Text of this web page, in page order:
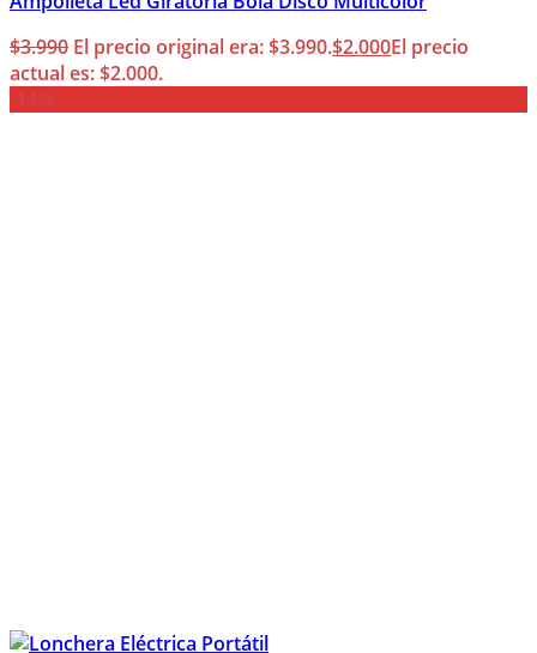
$3.990 El precio original era: $3.990.$2.000El precio
actual es: $2.000.